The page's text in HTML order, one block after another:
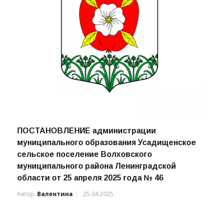
ПОСТАНОВЛЕНИЕ администрации
муниципального образования Усадищенское
сельское поселение Волховского
муниципального района Ленинградской
области от 25 апреля 2025 года № 46
Автор: Валентина 25.04.2025